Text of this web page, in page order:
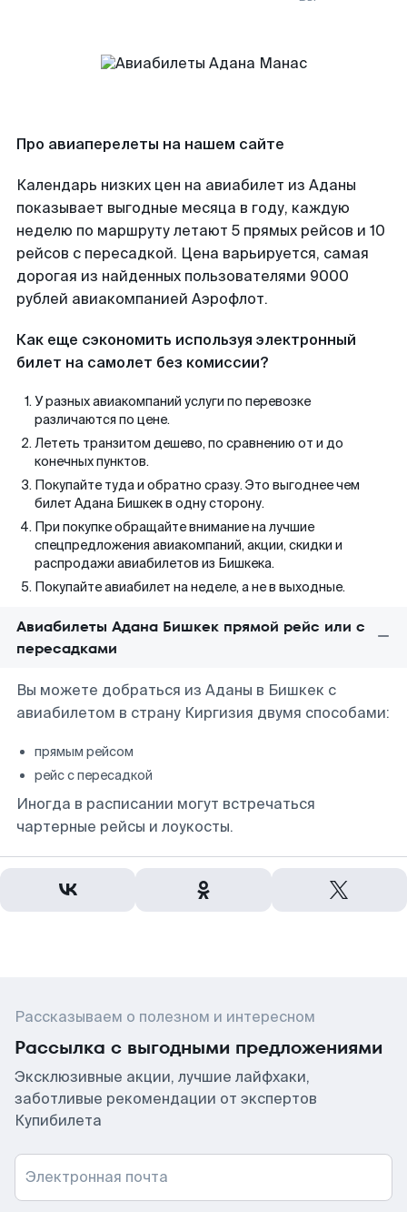
Про авиаперелеты на нашем сайте
Календарь низких цен на авиабилет из Аданы
показывает выгодные месяца в году, каждую
неделю по маршруту летают 5 прямых рейсов и 10
рейсов с пересадкой. Цена варьируется, самая
дорогая из найденных пользователями 9000
рублей авиакомпанией Аэрофлот.
Как еще сэкономить используя электронный
билет на самолет без комиссии?
У разных авиакомпаний услуги по перевозке
различаются по цене.
Лететь транзитом дешево, по сравнению от и до
конечных пунктов.
Покупайте туда и обратно сразу. Это выгоднее чем
билет Адана Бишкек в одну сторону.
При покупке обращайте внимание на лучшие
спецпредложения авиакомпаний, акции, скидки и
распродажи авиабилетов из Бишкека.
Покупайте авиабилет на неделе, а не в выходные.
Авиабилеты Адана Бишкек прямой рейс или с
пересадками
Вы можете добраться из Аданы в Бишкек с
авиабилетом в страну Киргизия двумя способами:
прямым рейсом
рейс с пересадкой
Иногда в расписании могут встречаться
чартерные рейсы и лоукосты.
Рассказываем о полезном и интересном
Рассылка с выгодными предложениями
Эксклюзивные акции, лучшие лайфхаки,
заботливые рекомендации от экспертов
Купибилета
Электронная почта